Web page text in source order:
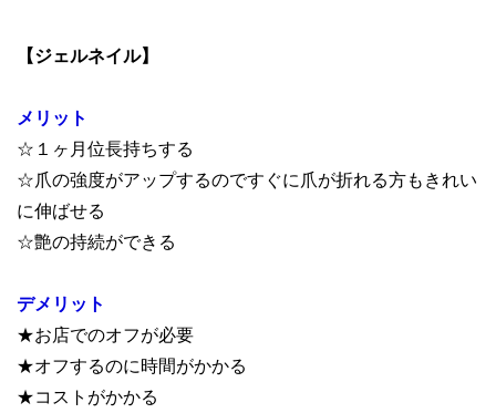
【ジェルネイル】
メリット
☆１ヶ月位長持ちする
☆爪の強度がアップするのですぐに爪が折れる方もきれい
に伸ばせる
☆艶の持続ができる
デメリット
★お店でのオフが必要
★オフするのに時間がかかる
★コストがかかる